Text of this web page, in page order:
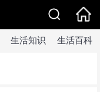
生活知识 生活百科